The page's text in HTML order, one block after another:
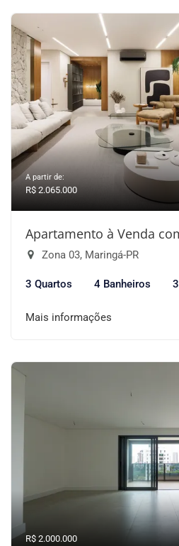
A partir de:
R$ 2.065.000
Apartamento à Venda
Zona 03, Maringá-PR
3 Quartos 4 Banheiros
Mais informações
R$ 2.000.000